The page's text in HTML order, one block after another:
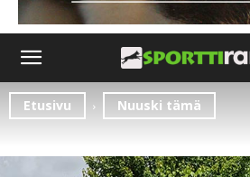
Etusivu Nuuski tämä